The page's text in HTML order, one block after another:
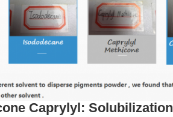
Caprylyl: Solubilization